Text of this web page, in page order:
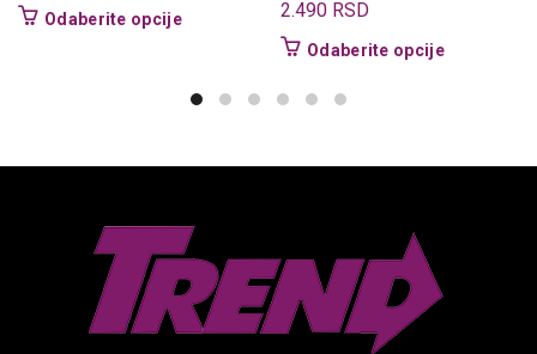
Odaberite opcijeOvaj
više
izabrane
na
stranici
proizvoda.
2.490 RSD
Odaberite opcijeOvaj